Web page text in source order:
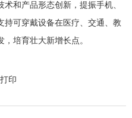
和产品形态创新，提振手机、
持可穿戴设备在医疗、交通、教
培育壮大新增长点。
打印